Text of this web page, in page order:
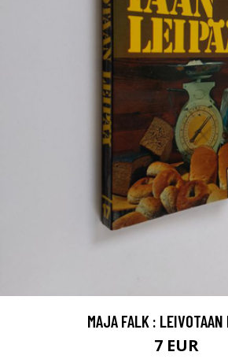
MAJA FALK : LEIVOTAAN
7 EUR